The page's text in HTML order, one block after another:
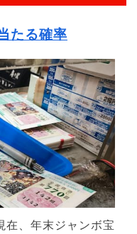
たる確率
在、年末ジャンボ宝